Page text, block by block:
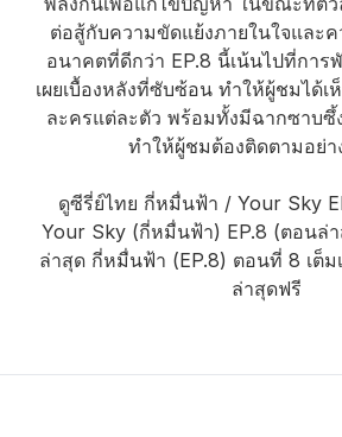
ต่อสู้กับความขัดแย้งภายในใจและค
อนาคตที่ดีกว่า EP.8 นี้เน้นไปที่การ
เผยเบื้องหลังที่ซับซ้อน ทำให้ผู้ชมได้
ละครแต่ละตัว พร้อมทั้งมีฉากซาบซึ้
ทำให้ผู้ชมต้องติดตามอย่า
ดูซีรี่ย์ไทย กี่หมื่นฟ้า / Your Sky
Your Sky (กี่หมื่นฟ้า) EP.8 (ตอนล่
ล่าสุด กี่หมื่นฟ้า (EP.8) ตอนที่ 8 เต็ม
ล่าสุดฟรี